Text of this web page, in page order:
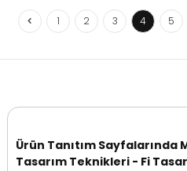
1 2 3 4 5
Ürün Tanıtım Sayfalarında
Tasarım Teknikleri - Fi